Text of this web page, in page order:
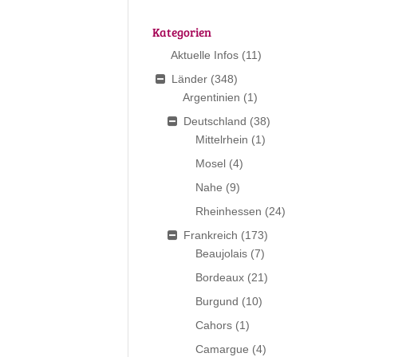
Kategorien
Aktuelle Infos (11)
Länder (348)
Argentinien (1)
Deutschland (38)
Mittelrhein (1)
Mosel (4)
Nahe (9)
Rheinhessen (24)
Frankreich (173)
Beaujolais (7)
Bordeaux (21)
Burgund (10)
Cahors (1)
Camargue (4)